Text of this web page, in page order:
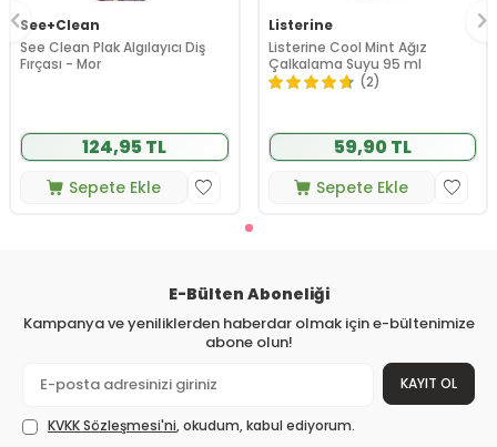
See+Clean
See Clean Plak Algılayıcı Diş
Fırçası - Mor
124,95 TL
Sepete Ekle
Listerine
Listerine Cool Mint Ağız
Çalkalama Suyu 95 ml
(2)
59,90 TL
Sepete Ekle
E-Bülten Aboneliği
Kampanya ve yeniliklerden haberdar olmak için e-bültenimize
abone olun!
KAYIT OL
KVKK Sözleşmesi'ni, okudum, kabul ediyorum.